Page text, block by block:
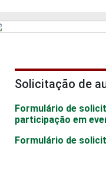
Solicitação de
Formulário de
participação em
Formulário de